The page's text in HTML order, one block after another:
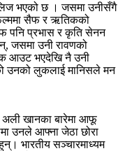
भएको छ । जसमा उनीसँगै
सैफ र ऋतिकको
पनि प्रभास र कृति सेनन
जसमा उनी रावणको
आउट भएदेखि नै उनी
उनको लुकलाई मानिसले मन
अली खानका बारेमा आफू
उनले आफ्ना जेठा छोरा
भारतीय सञ्चारमाध्यम